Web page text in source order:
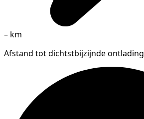
– km
Afstand tot dichtstbijzijnde ontlading